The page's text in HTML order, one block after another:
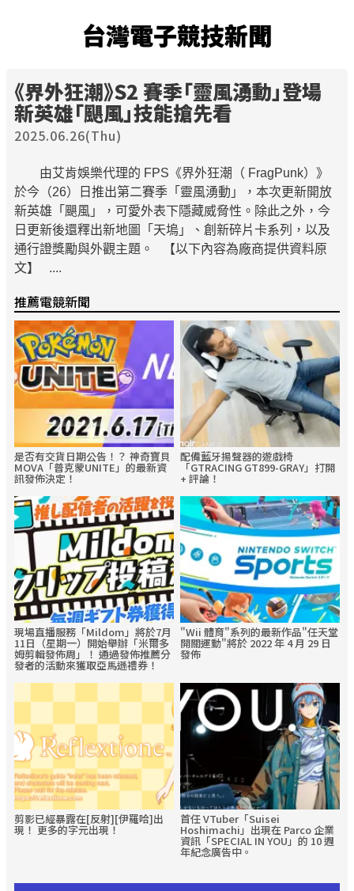
台灣電子競技新聞
《界外狂潮》S2 賽季「靈風湧動」登場
新英雄「颶風」技能搶先看
2025.06.26(Thu)
由艾肯娛樂代理的 FPS《界外狂潮（ FragPunk）》
於今（26）日推出第二賽季「靈風湧動」，本次更新開放
新英雄「颶風」，可愛外表下隱藏威脅性。除此之外，今
日更新後還釋出新地圖「天塢」、創新碎片卡系列，以及
通行證獎勵與外觀主題。 【以下內容為廠商提供資料原
文】 ....
推薦電競新聞
是否有交貨日期公告！？ 神奇寶貝
MOVA「普克蒙UNITE」的最新資
訊發佈決定！
配備藍牙揚聲器的遊戲椅
「GTRACING GT899-GRAY」打開
+ 評論！
現場直播服務「Mildom」將於7月
11日（星期一）開始舉辦「米爾多
姆剪輯發佈周」！ 通過發佈推薦分
發者的活動來獲取亞馬遜禮券！
"Wii 體育"系列的最新作品"任天堂
開關運動"將於 2022 年 4 月 29 日
發佈
剪影已經暴露在[反射][伊羅哈]出
現！ 更多的字元出現！
首任 VTuber「Suisei
Hoshimachi」出現在 Parco 企業
資訊「SPECIAL IN YOU」的 10 週
年紀念廣告中。